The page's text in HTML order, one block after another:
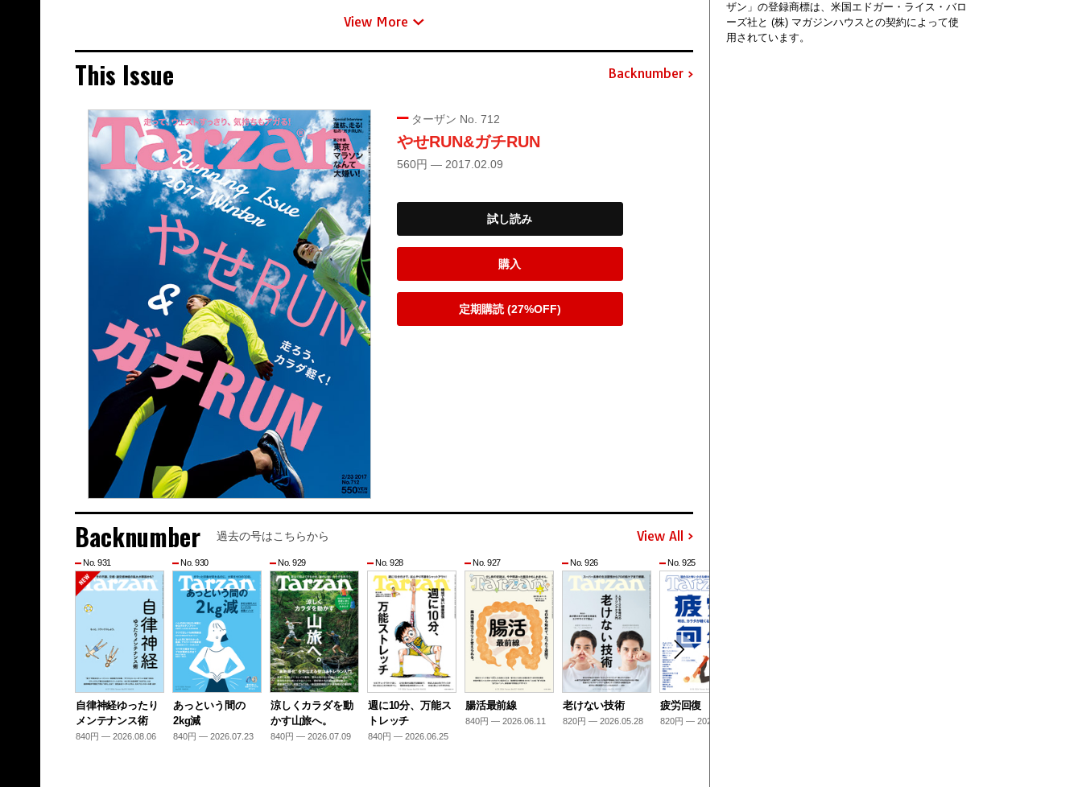
View More
This Issue Backnumber
ターザン No. 712
やせRUN&ガチRUN
560円 — 2017.02.09
試し読み
購入
定期購読 (27%OFF)
Backnumber 過去の号はこちらから View All
No. 931
自律神経ゆったり
メンテナンス術
840円 — 2026.08.06
No. 930
あっという間の
2kg減
840円 — 2026.07.23
No. 929
涼しくカラダを動
かす山旅へ。
840円 — 2026.07.09
No. 928
週に10分、万能ス
トレッチ
840円 — 2026.06.25
No. 927
腸活最前線
840円 — 2026.06.11
No. 926
老けない技術
820円 — 2026.05.28
No. 925
疲労回復
820円 — 2026.05.14
ザン」の登録商標は、米国エドガー・ライス・バロ
ーズ社と (株) マガジンハウスとの契約によって使
用されています。